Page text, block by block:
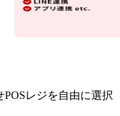
レジを自由に選択